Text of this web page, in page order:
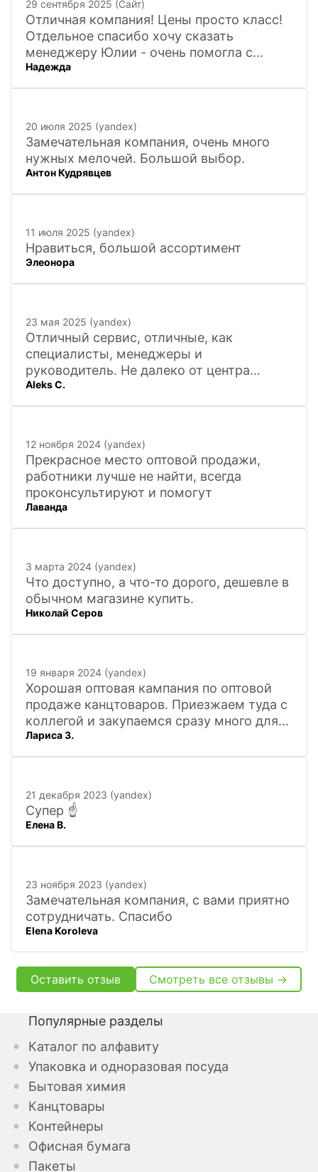
29 сентября 2025 (Сайт)
Отличная компания! Цены просто класс!
Отдельное спасибо хочу сказать
менеджеру Юлии - очень помогла с
покупкой и доставкой сувенирных
фигурок! Буду ждать новинок и покупать
Надежда
20 июля 2025 (yandex)
Замечательная компания, очень много
нужных мелочей. Большой выбор.
Антон Кудрявцев
11 июля 2025 (yandex)
Нравиться, большой ассортимент
Элеонора
23 мая 2025 (yandex)
Отличный сервис, отличные, как
специалисты, менеджеры и
руководитель. Не далеко от центра
города, 20 минут
Aleks C.
12 ноября 2024 (yandex)
Прекрасное место оптовой продажи,
работники лучше не найти, всегда
проконсультируют и помогут
Лаванда
3 марта 2024 (yandex)
Что доступно, а что-то дорого, дешевле в
обычном магазине купить.
Николай Серов
19 января 2024 (yandex)
Хорошая оптовая кампания по оптовой
продаже канцтоваров. Приезжаем туда с
коллегой и закупаемся сразу много для
офиса. Удобно. Есть практически всё, что
нужно, и по хорошим ценам. Вежливый
искать
Лариса З.
21 декабря 2023 (yandex)
Супер ☝️
Елена В.
23 ноября 2023 (yandex)
Замечательная компания, с вами приятно
сотрудничать. Спасибо
Elena Koroleva
Оставить отзыв Смотреть все отзывы →
Популярные разделы
Каталог по алфавиту
Упаковка и одноразовая посуда
Бытовая химия
Канцтовары
Контейнеры
Офисная бумага
Пакеты